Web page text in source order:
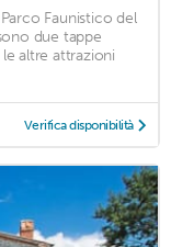
Faunistico del
due tappe
altre attrazioni
Verifica disponibilità